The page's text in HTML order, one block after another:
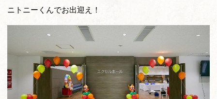
ニトニーくんでお出迎え！